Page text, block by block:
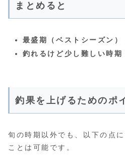
まとめると
最盛期（ベストシーズン）
釣れるけど少し難しい時期
釣果を上げるためのポ
旬の時期以外でも、以下の点
ことは可能です。